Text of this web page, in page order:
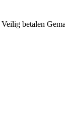
Veilig betalen